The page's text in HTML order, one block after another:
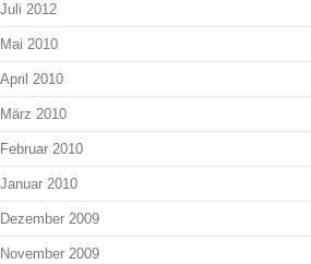
Juli 2012
Mai 2010
April 2010
März 2010
Februar 2010
Januar 2010
Dezember 2009
November 2009